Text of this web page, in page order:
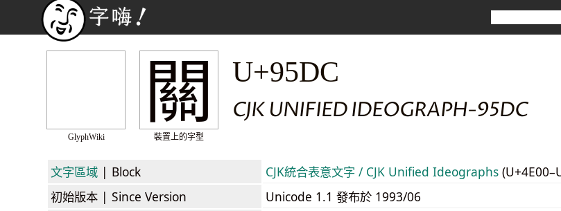
GlyphWiki
關
裝置上的字型
U+95DC
CJK UNIFIED IDEOGRAPH-95DC
文字區域 | Block CJK統合表意文字 / CJK Unified Ideographs
初始版本 | Since Version
Unicode 1.1 發布於 1993/06